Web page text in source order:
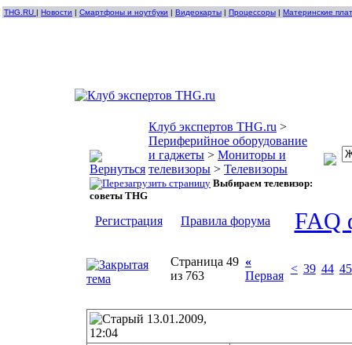
THG.RU | Новости | Смартфоны и ноутбуки | Видеокарты | Процессоры | Материнские
Клуб экспертов THG.ru >
Периферийное оборудование
и гаджеты > Мониторы и
телевизоры > Телевизоры
Выбираем телевизор:
советы THG
Регистрация Правила форума FAQ
Страница 49
из 763
«
Первая
< 39 44 45
13.01.2009,
12:04